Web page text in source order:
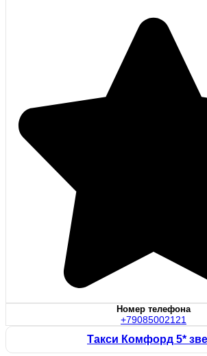
Номер телефона
+79085002121
Такси Комфорд 5*